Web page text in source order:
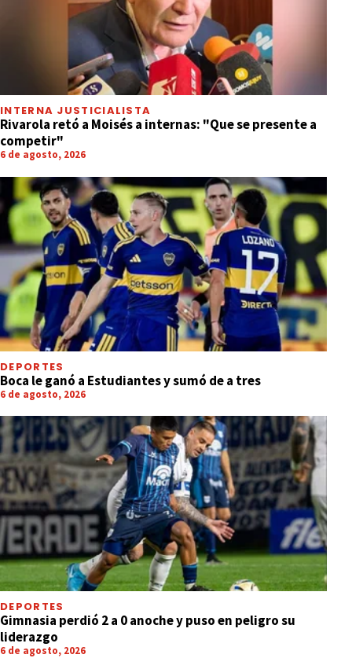
INTERNA JUSTICIALISTA
Rivarola retó a Moisés a internas: "Que se presente a
competir"
6 de agosto, 2026
DEPORTES
Boca le ganó a Estudiantes y sumó de a tres
6 de agosto, 2026
DEPORTES
Gimnasia perdió 2 a 0 anoche y puso en peligro su
liderazgo
6 de agosto, 2026